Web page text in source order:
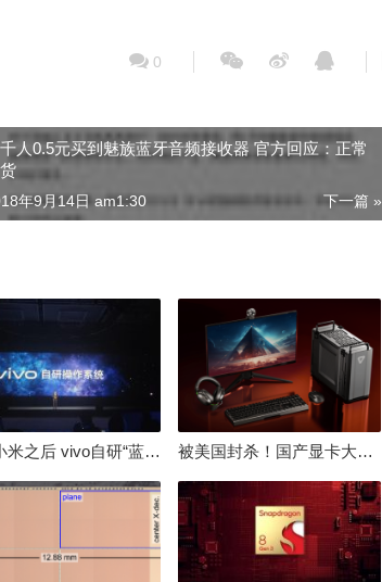
0
人0.5元买到魅族蓝牙音频接收器 官方回应：正常
下一篇 »
年9月14日 am1:30
华为小米之后 vivo自研“蓝河”操作系统重磅发布 被美国封杀！国产显卡大厂：中国GPU不存在至暗时刻